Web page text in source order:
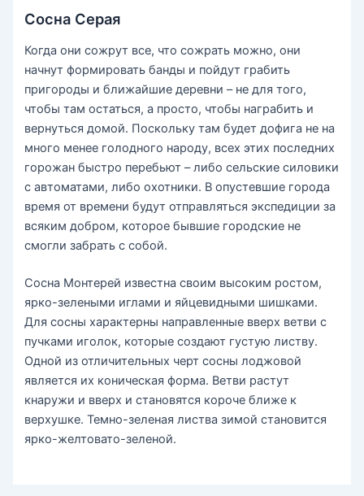
Сосна Серая
Когда они сожрут все, что сожрать можно, они
начнут формировать банды и пойдут грабить
пригороды и ближайшие деревни – не для того,
чтобы там остаться, а просто, чтобы награбить и
вернуться домой. Поскольку там будет дофига не на
много менее голодного народу, всех этих последних
горожан быстро перебьют – либо сельские силовики
с автоматами, либо охотники. В опустевшие города
время от времени будут отправляться экспедиции за
всяким добром, которое бывшие городские не
смогли забрать с собой.
Сосна Монтерей известна своим высоким ростом,
ярко-зелеными иглами и яйцевидными шишками.
Для сосны характерны направленные вверх ветви с
пучками иголок, которые создают густую листву.
Одной из отличительных черт сосны лоджовой
является их коническая форма. Ветви растут
кнаружи и вверх и становятся короче ближе к
верхушке. Темно-зеленая листва зимой становится
ярко-желтовато-зеленой.